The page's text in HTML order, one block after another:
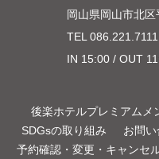
岡山県岡山市北
TEL086.221.7111
IN 15:00 / OUT
後楽ホテルプレミアムメ
SDGsの取り組み
お問
予約確認・変更・キャンセ